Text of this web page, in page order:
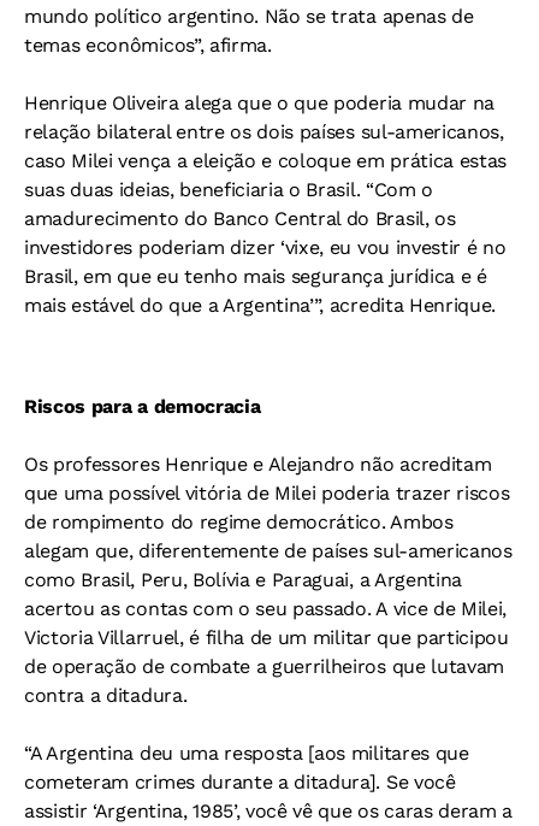
mundo político argentino. Não se trata apenas de
temas econômicos”, afirma.
Henrique Oliveira alega que o que poderia mudar na
relação bilateral entre os dois países sul-americanos,
caso Milei vença a eleição e coloque em prática estas
suas duas ideias, beneficiaria o Brasil. “Com o
amadurecimento do Banco Central do Brasil, os
investidores poderiam dizer ‘vixe, eu vou investir é no
Brasil, em que eu tenho mais segurança jurídica e é
mais estável do que a Argentina’”, acredita Henrique.
Riscos para a democracia
Os professores Henrique e Alejandro não acreditam
que uma possível vitória de Milei poderia trazer riscos
de rompimento do regime democrático. Ambos
alegam que, diferentemente de países sul-americanos
como Brasil, Peru, Bolívia e Paraguai, a Argentina
acertou as contas com o seu passado. A vice de Milei,
Victoria Villarruel, é filha de um militar que participou
de operação de combate a guerrilheiros que lutavam
contra a ditadura.
“A Argentina deu uma resposta [aos militares que
cometeram crimes durante a ditadura]. Se você
assistir ‘Argentina, 1985’, você vê que os caras deram a